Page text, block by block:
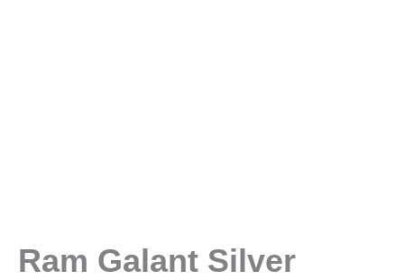
Ram Galant Silver